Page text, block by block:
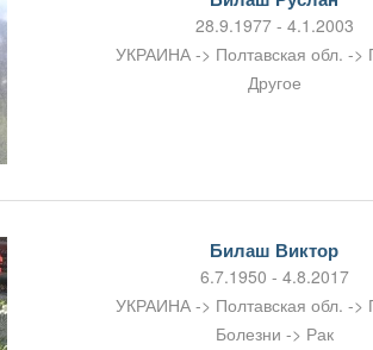
28.9.1977 - 4.1.2003
УКРАИНА -> Полтавская обл. ->
Другое
Билаш Виктор
6.7.1950 - 4.8.2017
УКРАИНА -> Полтавская обл. ->
Болезни -> Рак